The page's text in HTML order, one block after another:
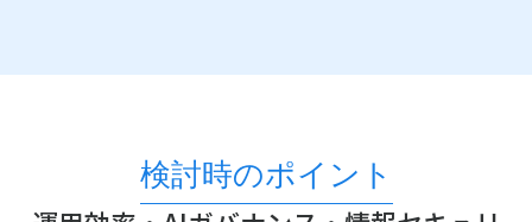
検討時のポイント